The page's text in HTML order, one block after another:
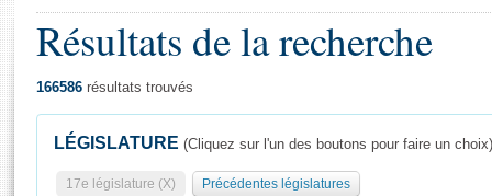
Général
Résultats de la recherche
166586 résultats trouvés
LÉGISLATURE (Cliquez sur l'un des boutons pour faire un choix)
17e législature (X) Précédentes législatures